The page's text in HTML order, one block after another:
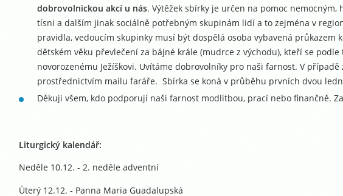
dobrovolnickou akcí u nás. Výtěžek sbírky je určen na pomoc
tísni a dalším jinak sociálně potřebným skupinám lidí a to zejména v
pravidla, vedoucím skupinky musí být dospělá osoba vybavená
dětském věku převlečení za bájné krále (mudrce z východu), kteří se
novorozenému Ježíškovi. Uvítáme dobrovolníky pro naši farnost. V
prostřednictvím mailu faráře. Sbírka se koná v průběhu prvních dvou
Děkuji všem, kdo podporují naši farnost modlitbou, prací nebo finančně.
Liturgický kalendář:
Neděle 10.12. - 2. neděle adventní
Úterý 12.12. - Panna Maria Guadalupská